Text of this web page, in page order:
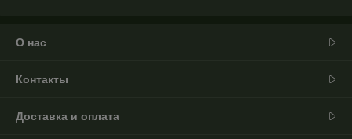
О нас
Контакты
Доставка и оплата